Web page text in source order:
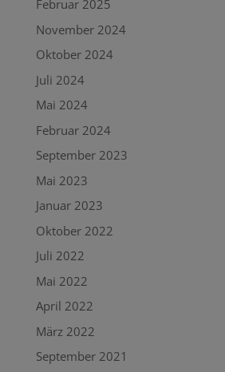
Februar 2025
November 2024
Oktober 2024
Juli 2024
Mai 2024
Februar 2024
September 2023
Mai 2023
Januar 2023
Oktober 2022
Juli 2022
Mai 2022
April 2022
März 2022
September 2021